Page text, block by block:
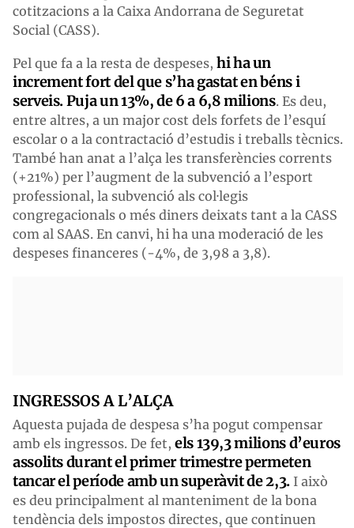
cotitzacions a la Caixa Andorrana de Seguretat
Social (CASS).
Pel que fa a la resta de despeses, hi ha un
increment fort del que s’ha gastat en béns i
serveis. Puja un 13%, de 6 a 6,8 milions. Es deu,
entre altres, a un major cost dels forfets de l’esquí
escolar o a la contractació d’estudis i treballs tècnics.
També han anat a l’alça les transferències corrents
(+21%) per l’augment de la subvenció a l’esport
professional, la subvenció als col·legis
congregacionals o més diners deixats tant a la CASS
com al SAAS. En canvi, hi ha una moderació de les
despeses financeres (-4%, de 3,98 a 3,8).
INGRESSOS A L’ALÇA
Aquesta pujada de despesa s’ha pogut compensar
amb els ingressos. De fet, els 139,3 milions d’euros
assolits durant el primer trimestre permeten
tancar el període amb un superàvit de 2,3.I això
es deu principalment al manteniment de la bona
tendència dels impostos directes, que continuen